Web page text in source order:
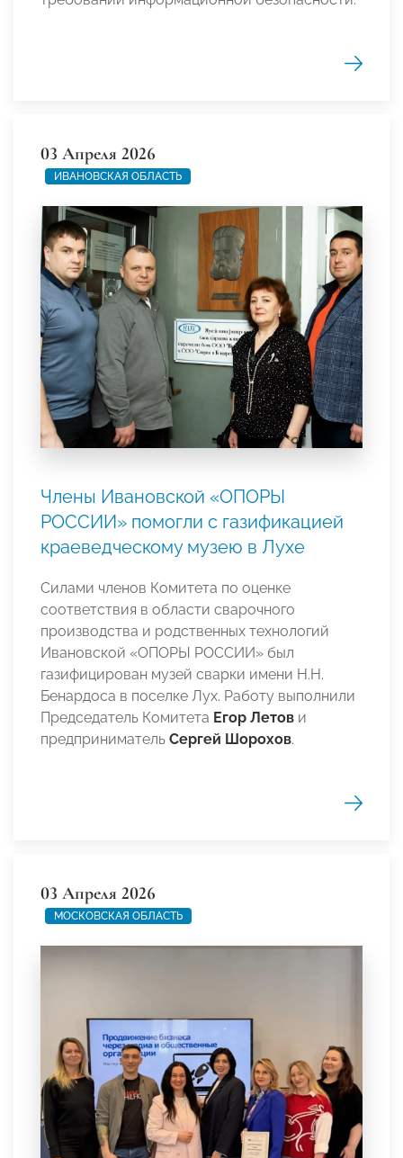
03 Апреля 2026
ИВАНОВСКАЯ ОБЛАСТЬ
Члены Ивановской «ОПОРЫ
РОССИИ» помогли с газификацией
краеведческому музею в Лухе
Силами членов Комитета по оценке
соответствия в области сварочного
производства и родственных технологий
Ивановской «ОПОРЫ РОССИИ» был
газифицирован музей сварки имени Н.Н.
Бенардоса в поселке Лух. Работу выполнили
Председатель Комитета Егор Летов и
предприниматель Сергей Шорохов.
03 Апреля 2026
МОСКОВСКАЯ ОБЛАСТЬ